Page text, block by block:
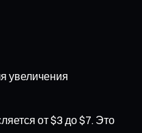
увеличения
от $3 до $7. Это